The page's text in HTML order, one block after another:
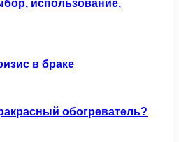
использование,
в браке
обогреватель?